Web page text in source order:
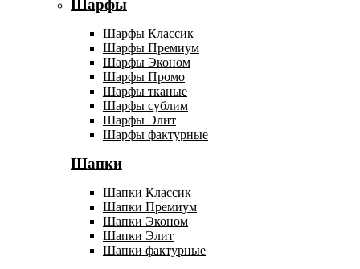
Шарфы
Шарфы Классик
Шарфы Премиум
Шарфы Эконом
Шарфы Промо
Шарфы тканые
Шарфы сублим
Шарфы Элит
Шарфы фактурные
Шапки
Шапки Классик
Шапки Премиум
Шапки Эконом
Шапки Элит
Шапки фактурные